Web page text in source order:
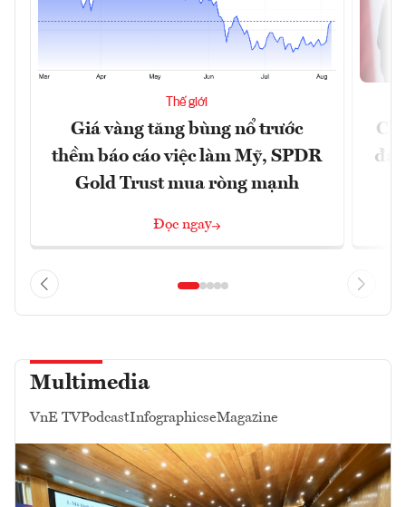
Thế giới
Giá vàng tăng bùng nổ trước
thềm báo cáo việc làm Mỹ, SPDR
Gold Trust mua ròng mạnh
Đọc ngay
đã
Multimedia
VnE TVPodcastInfographicseMagazine